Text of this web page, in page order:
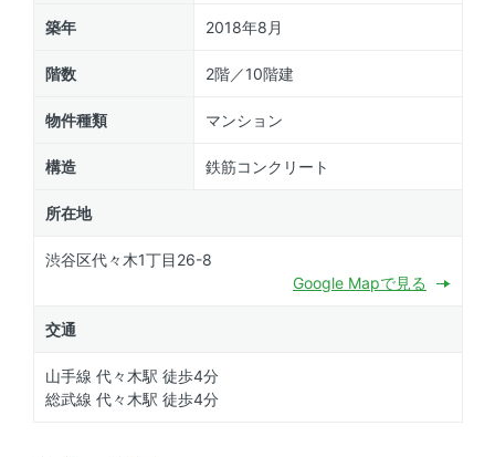
築年 2018年8月
階数 2階／10階建
物件種類 マンション
構造 鉄筋コンクリート
所在地
渋谷区代々木1丁目26-8
Google Mapで見る
交通
山手線 代々木駅 徒歩4分
総武線 代々木駅 徒歩4分